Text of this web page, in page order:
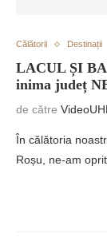
Călătorii Destinații
LACUL ȘI
inima județ
de către
În călătoria
Roșu, ne-am